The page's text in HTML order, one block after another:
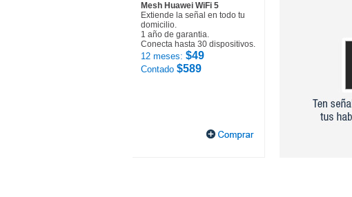
Mesh Huawei WiFi 5
Extiende la señal en todo tu
domicilio.
1 año de garantia.
Conecta hasta 30 dispositivos.
12 meses: $49
Contado $589